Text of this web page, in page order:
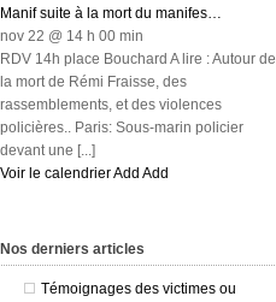
Manif suite à la mort du manifes…
nov 22 @ 14 h 00 min
RDV 14h place Bouchard A lire : Autour de
la mort de Rémi Fraisse, des
rassemblements, et des violences
policières.. Paris: Sous-marin policier
devant une [...]
Voir le calendrierAdd Add
Nos derniers articles
Témoignages des victimes ou